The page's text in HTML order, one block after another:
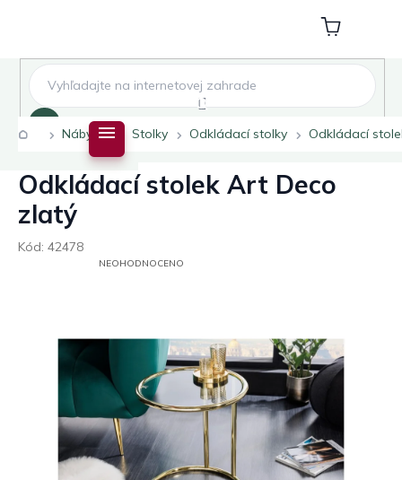
Nákupní
košík
DomůNábytek Stolky Odkládací stolky Odkládací
Odkládací stolek Art Deco
zlatý
Kód: 42478
PRŮMĚRNÉ
HVĚZDIČEK.
NEOHODNOCENO